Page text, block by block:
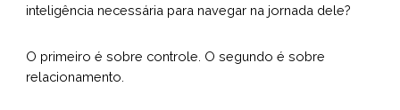
inteligência necessária para navegar na jornada dele?
O primeiro é sobre controle. O segundo é sobre
relacionamento.